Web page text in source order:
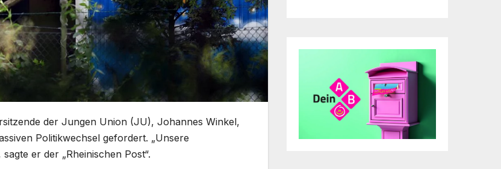
der Jungen Union (JU), Johannes Winkel,
Politikwechsel gefordert. „Unsere
er der „Rheinischen Post“.